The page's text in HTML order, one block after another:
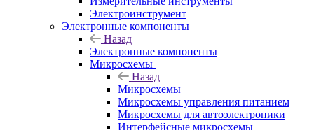
Электроинструмент
Электронные компоненты
Назад
Электронные компоненты
Микросхемы
Назад
Микросхемы
Микросхемы управления питанием
Микросхемы для автоэлектроники
Интерфейсные микросхемы